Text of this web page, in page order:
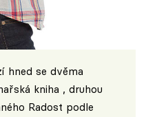
hned se dvěma
kniha , druhou
Radost podle